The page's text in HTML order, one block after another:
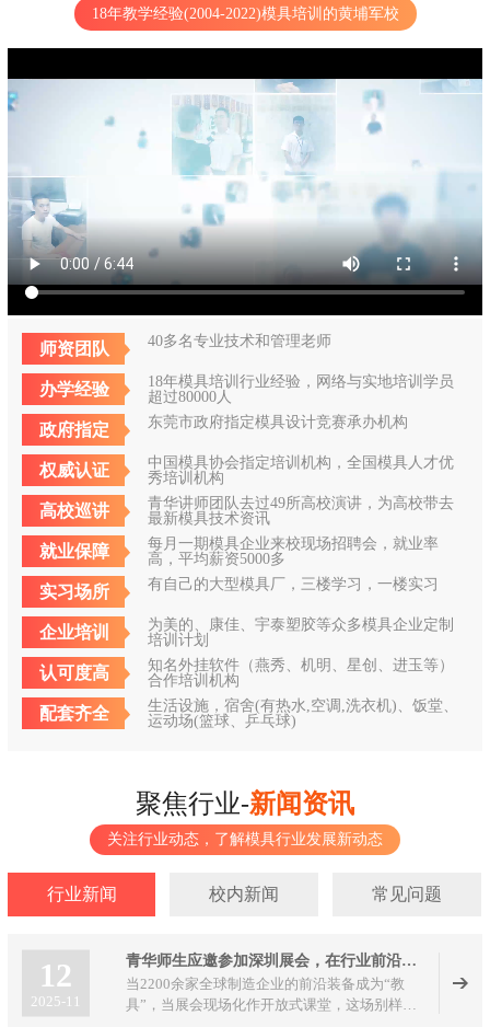
18年教学经验(2004-2022)模具培训的黄埔军校
师资团队 40多名专业技术和管理老师
办学经验
18年模具培训行业经验，网络与实地培训学员
超过80000人
政府指定 东莞市政府指定模具设计竞赛承办机构
权威认证
中国模具协会指定培训机构，全国模具人才优
秀培训机构
高校巡讲
青华讲师团队去过49所高校演讲，为高校带去
最新模具技术资讯
就业保障
每月一期模具企业来校现场招聘会，就业率
高，平均薪资5000多
实习场所 有自己的大型模具厂，三楼学习，一楼实习
企业培训
为美的、康佳、宇泰塑胶等众多模具企业定制
培训计划
认可度高
知名外挂软件（燕秀、机明、星创、进玉等）
合作培训机构
配套齐全
生活设施，宿舍(有热水,空调,洗衣机)、饭堂、
运动场(篮球、乒乓球)
聚焦行业-新闻资讯
关注行业动态，了解模具行业发展新动态
行业新闻 校内新闻 常见问题
12
2025-11
青华师生应邀参加深圳展会，在行业前沿解锁实战新课堂
当2200余家全球制造企业的前沿装备成为“教
具”，当展会现场化作开放式课堂，这场别样